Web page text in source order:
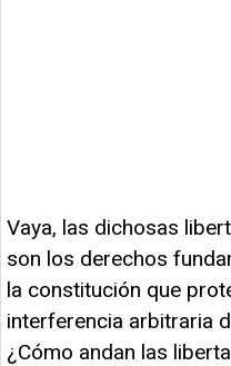
Vaya, las dichosas
son los derechos
la constitución que
interferencia arbitraria
¿Cómo andan las